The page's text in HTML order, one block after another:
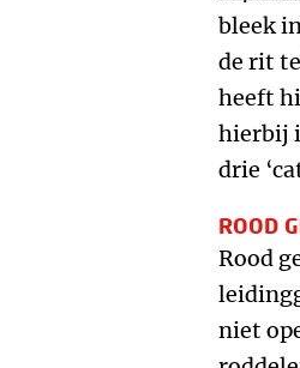
bleek
de rit
heeft
hierbij
drie
ROOD
Rood
niet